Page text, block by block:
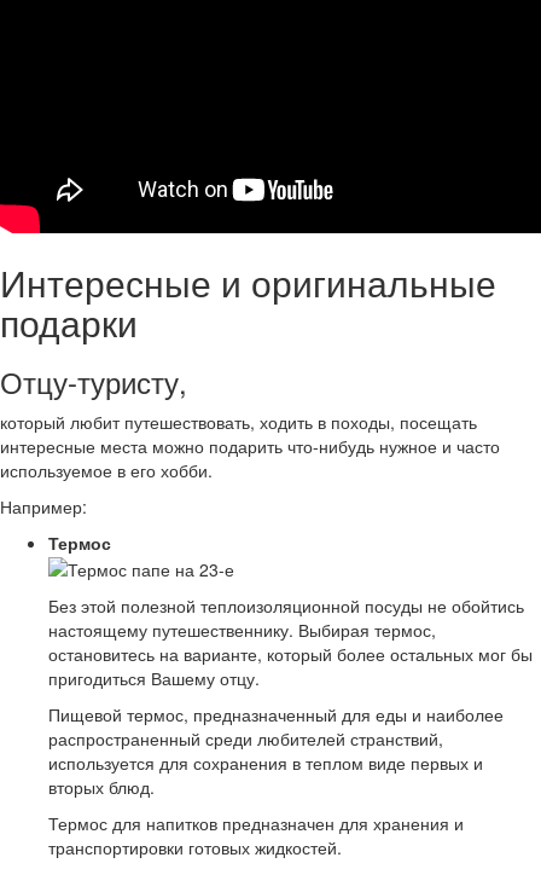
Интересные и оригинальные
подарки
Отцу-туристу,
который любит путешествовать, ходить в походы, посещать
интересные места можно подарить что-нибудь нужное и часто
используемое в его хобби.
Например:
Термос
Без этой полезной теплоизоляционной посуды не обойтись
настоящему путешественнику. Выбирая термос,
остановитесь на варианте, который более остальных мог бы
пригодиться Вашему отцу.
Пищевой термос, предназначенный для еды и наиболее
распространенный среди любителей странствий,
используется для сохранения в теплом виде первых и
вторых блюд.
Термос для напитков предназначен для хранения и
транспортировки готовых жидкостей.